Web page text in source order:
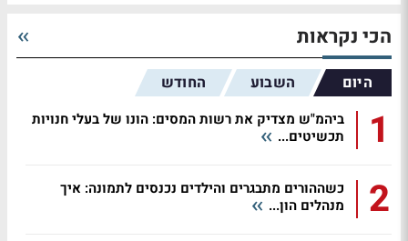
הכי נקראות
היום השבוע החודש
1
ביהמ"ש מצדיק את רשות המסים: הונו של בעלי חנויות
תכשיטים...
2
כשההורים מתבגרים והילדים נכנסים לתמונה: איך
מנהלים הון...